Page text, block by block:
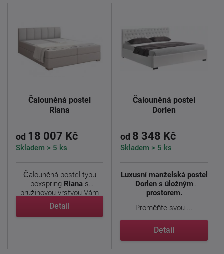
Čalouněná postel
Riana
od 18 007 Kč
Skladem > 5 ks
Čalouněná postel typu
boxspring Riana s
pružinovou vrstvou Vám
dopřeje ...
Detail
Čalouněná postel
Dorlen
od 8 348 Kč
Skladem > 5 ks
Luxusní manželská postel
Dorlen s úložným
prostorem.
Proměňte svou ...
Detail